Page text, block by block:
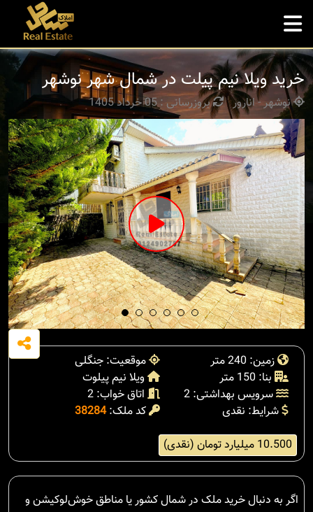
خرید ویلا نیم پیلت در شمال شهر نوشهر
نوشهر - انارور بروزرسانی : 05 خرداد 1405
زمین: 240 متر
موقعیت: جنگلی
بنا: 150 متر
ویلا نیم پیلوت
سرویس بهداشتی: 2
اتاق خواب: 2
شرایط: نقدی
کد ملک:38284
10.500 میلیارد تومان (نقدی)
اگر به دنبال خرید ملک در شمال کشور یا مناطق خوش‌لوکیشن و